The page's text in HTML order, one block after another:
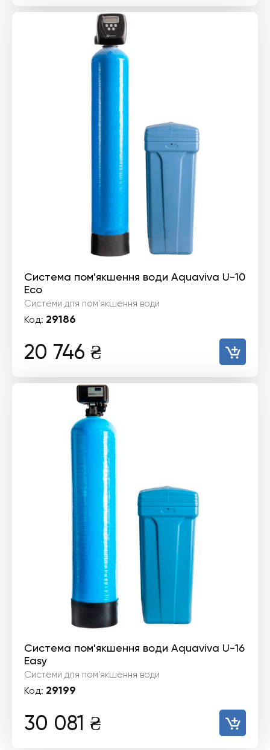
Система пом'якшення води Aquaviva U-10
Eco
Системи для пом'якшення води
Код: 29186
20 746 ₴
Система пом'якшення води Aquaviva U-16
Easy
Системи для пом'якшення води
Код: 29199
30 081 ₴